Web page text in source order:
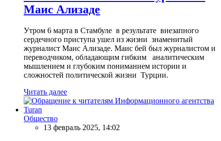
Маис Ализаде
Утром 6 марта в Стамбуле в результате внезапного
сердечного приступа ушел из жизни знаменитый
журналист Маис Ализаде. Маис бей был журналистом и
переводчиком, обладающим гибким аналитическим
мышлением и глубоким пониманием истории и
сложностей политической жизни Турции.
Читать далее
Общество
13 февраль 2025, 14:02